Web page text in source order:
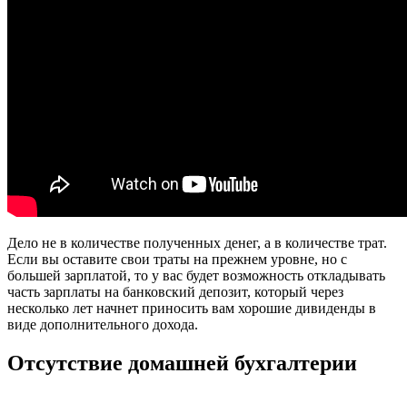
Дело не в количестве полученных денег, а в количестве трат.
Если вы оставите свои траты на прежнем уровне, но с
большей зарплатой, то у вас будет возможность откладывать
часть зарплаты на банковский депозит, который через
несколько лет начнет приносить вам хорошие дивиденды в
виде дополнительного дохода.
Отсутствие домашней бухгалтерии